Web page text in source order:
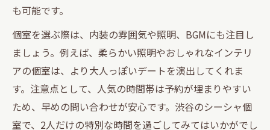
も可能です。
個室を選ぶ際は、内装の雰囲気や照明、BGMにも注目し
ましょう。例えば、柔らかい照明やおしゃれなインテリ
アの個室は、より大人っぽいデートを演出してくれま
す。注意点として、人気の時間帯は予約が埋まりやすい
ため、早めの問い合わせが安心です。渋谷のシーシャ個
室で、2人だけの特別な時間を過ごしてみてはいかがでし